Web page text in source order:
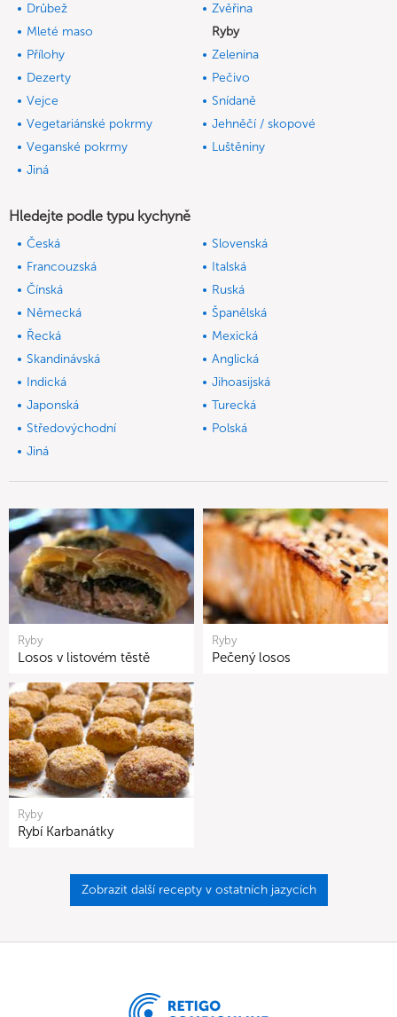
Drůbež
Zvěřina
Mleté maso
Ryby
Přílohy
Zelenina
Dezerty
Pečivo
Vejce
Snídaně
Vegetariánské pokrmy
Jehněčí / skopové
Veganské pokrmy
Luštěniny
Jiná
Hledejte podle typu kychyně
Česká
Slovenská
Francouzská
Italská
Čínská
Ruská
Německá
Španělská
Řecká
Mexická
Skandinávská
Anglická
Indická
Jihoasijská
Japonská
Turecká
Středovýchodní
Polská
Jiná
Ryby
Losos v listovém těstě
Ryby
Pečený losos
Ryby
Rybí Karbanátky
Zobrazit další recepty v ostatních jazycích